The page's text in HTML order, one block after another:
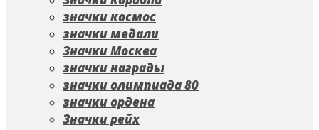
значки космос
значки медали
Значки Москва
значки награды
значки олимпиада 80
значки ордена
Значки рейх